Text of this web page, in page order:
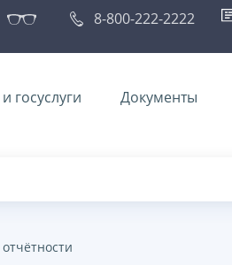
8-800-222-2222
госуслуги Документы